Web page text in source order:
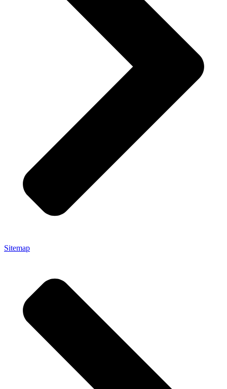
Sitemap